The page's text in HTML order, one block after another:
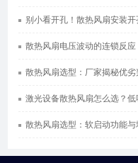
别小看开孔！散热风扇安装
散热风扇电压波动的连锁反
散热风扇选型：厂家揭秘优劣
激光设备散热风扇怎么选？